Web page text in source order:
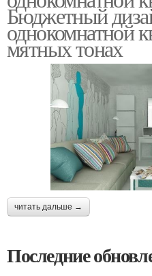
Бюджетный
однокомнатной
мятных тонах
читать дальше →
Последние